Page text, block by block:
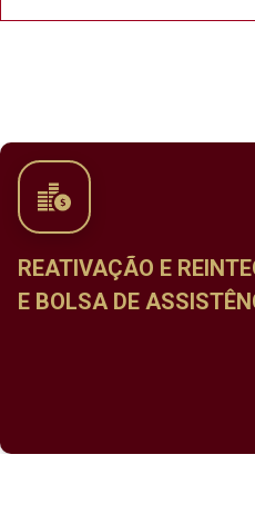
REATIVAÇÃO E
E BOLSA DE